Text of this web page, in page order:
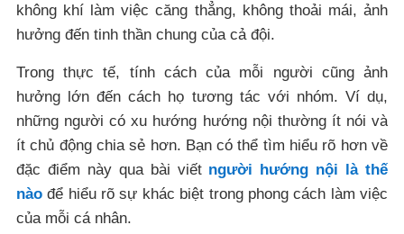
không khí làm việc căng thẳng, không thoải mái, ảnh
hưởng đến tinh thần chung của cả đội.
Trong thực tế, tính cách của mỗi người cũng ảnh
hưởng lớn đến cách họ tương tác với nhóm. Ví dụ,
những người có xu hướng hướng nội thường ít nói và
ít chủ động chia sẻ hơn. Bạn có thể tìm hiểu rõ hơn về
đặc điểm này qua bài viết người hướng nội là thế
nàođể hiểu rõ sự khác biệt trong phong cách làm việc
của mỗi cá nhân.